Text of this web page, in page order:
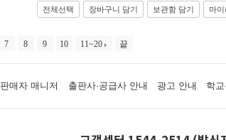
전체선택 장바구니 담기 보관함 담기 마
7 8 9 10 11~20 끝
판매자 매니저 출판사·공급사 안내 광고 안내 학